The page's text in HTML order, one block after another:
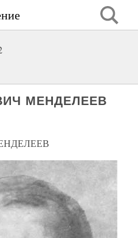
МЕНДЕЛЕЕВ